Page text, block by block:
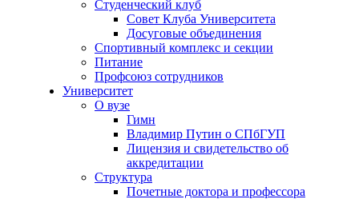
Студенческий клуб
Совет Клуба Университета
Досуговые объединения
Спортивный комплекс и секции
Питание
Профсоюз сотрудников
Университет
О вузе
Гимн
Владимир Путин о СПбГУП
Лицензия и свидетельство об
аккредитации
Структура
Почетные доктора и профессора